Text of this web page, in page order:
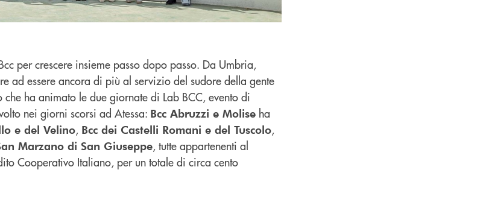
per crescere insieme passo dopo passo. Da Umbria,
ad essere ancora di più al servizio del sudore della gente
ha animato le due giornate di Lab BCC, evento di
nei giorni scorsi ad Atessa: Bcc Abruzzi e Molise ha
e del Velino, Bcc dei Castelli Romani e del Tuscolo,
Marzano di San Giuseppe, tutte appartenenti al
Cooperativo Italiano, per un totale di circa cento